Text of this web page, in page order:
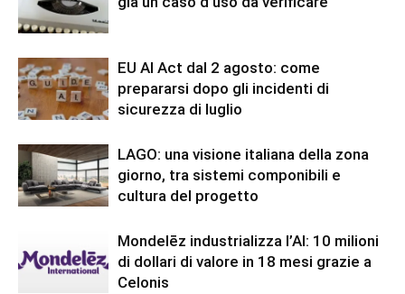
EU AI Act dal 2 agosto: come
prepararsi dopo gli incidenti di
sicurezza di luglio
LAGO: una visione italiana della zona
giorno, tra sistemi componibili e
cultura del progetto
Mondelēz industrializza l’AI: 10 milioni
di dollari di valore in 18 mesi grazie a
Celonis